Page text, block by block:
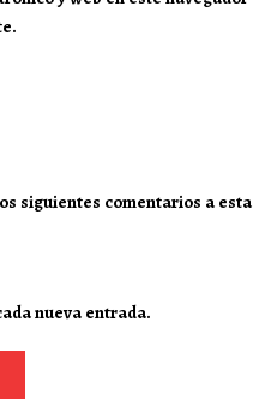
siguientes comentarios a esta
nueva entrada.